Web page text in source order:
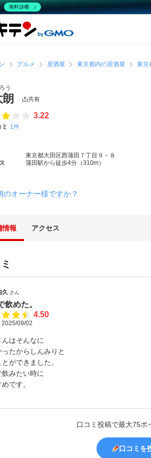
グルメ 居酒屋 東京都内の居酒屋 東京
う
共有
3.22
1件
東京都大田区西蒲田７丁目９－８
蒲田駅から徒歩4分（310m）
のオーナー様ですか？
情報 アクセス
久 さん
飲めた。
4.50
2025/09/02
んはそんなに
ったからしんみりと
ができました。
飲みたい時に
です。
口コミ投稿で最大75ポ
口コミを
無料診断